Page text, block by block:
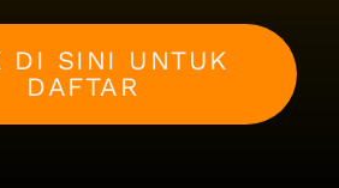
DI SINI UNTUK
DAFTAR